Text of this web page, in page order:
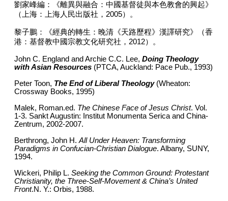
劉家峰編：《離異與融合：中國基督徒與本色教會的興起》
（上海：上海人民出版社， 2005）。
黎子鵬：《經典的轉生：晚清《天路歷程》漢譯研究》（香
港：基督教中國宗教文化研究社， 2012）。
John C. England and Archie C.C. Lee, Doing Theology
with Asian Resources (PTCA, Auckland: Pace Pub., 1993)
Peter Toon, The End of Liberal Theology(Wheaton:
Crossway Books, 1995)
Malek, Roman.ed. The Chinese Face of Jesus Christ. Vol.
1-3. Sankt Augustin: Institut Monumenta Serica and China-
Zentrum, 2002-2007.
Berthrong, John H. All Under Heaven: Transforming
Paradigms in Confucian-Christian Dialogue. Albany, SUNY,
1994.
Wickeri, Philip L. Seeking the Common Ground: Protestant
Christianity, the Three-Self-Movement & China’s United
Front.N. Y.: Orbis, 1988.